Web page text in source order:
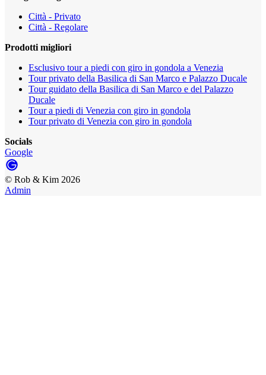
Città - Privato
Città - Regolare
Prodotti migliori
Esclusivo tour a piedi con giro in gondola a Venezia
Tour privato della Basilica di San Marco e Palazzo Ducale
Tour guidato della Basilica di San Marco e del Palazzo
Ducale
Tour a piedi di Venezia con giro in gondola
Tour privato di Venezia con giro in gondola
Socials
Google
© Rob & Kim 2026
Admin